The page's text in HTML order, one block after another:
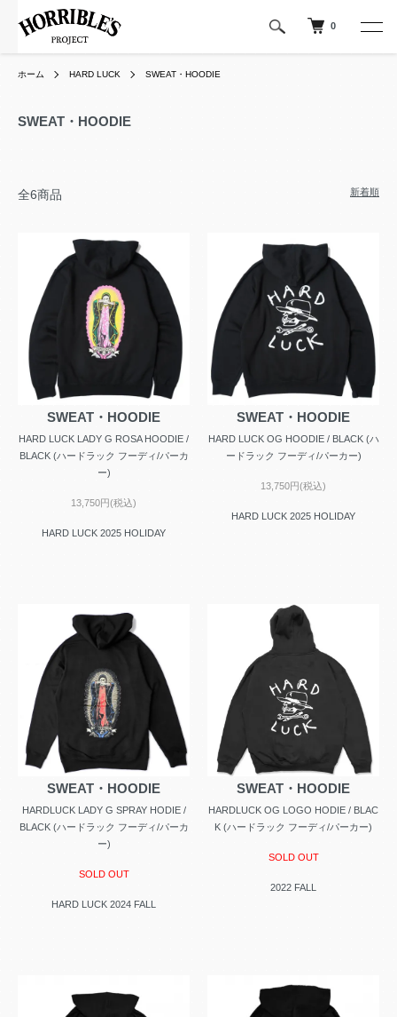
0
ホーム HARD LUCK SWEAT・HOODIE
SWEAT・HOODIE
全6商品 新着順
SWEAT・HOODIE
HARD LUCK LADY G ROSA HOODIE /
BLACK (ハードラック フーディ/パーカ
ー)
13,750円(税込)
HARD LUCK 2025 HOLIDAY
SWEAT・HOODIE
HARD LUCK OG HOODIE / BLACK (ハ
ードラック フーディ/パーカー)
13,750円(税込)
HARD LUCK 2025 HOLIDAY
SWEAT・HOODIE
HARDLUCK LADY G SPRAY HODIE /
BLACK (ハードラック フーディ/パーカ
ー)
SOLD OUT
HARD LUCK 2024 FALL
SWEAT・HOODIE
HARDLUCK OG LOGO HODIE / BLAC
K (ハードラック フーディ/パーカー)
SOLD OUT
2022 FALL